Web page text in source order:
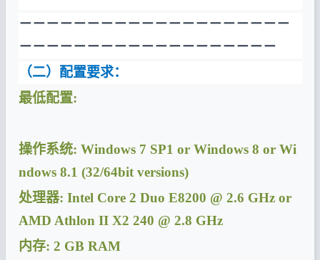
－－－－－－－－－－－－－－－－－－－－
－－－－－－－－－－－－－－－－－－－
（二）配置要求：
最低配置:
操作系统: Windows 7 SP1 or Windows 8 or Wi
ndows 8.1 (32/64bit versions)
处理器: Intel Core 2 Duo E8200 @ 2.6 GHz or
AMD Athlon II X2 240 @ 2.8 GHz
内存: 2 GB RAM